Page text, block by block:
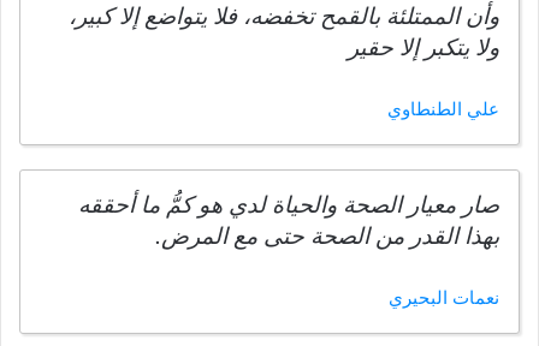
وأن الممتلئة بالقمح تخفضه، فلا يتواضع إلا كبير،
ولا يتكبر إلا حقير
علي الطنطاوي
صار معيار الصحة والحياة لدي هو كمُّ ما أحققه
بهذا القدر من الصحة حتى مع المرض.
نعمات البحيري